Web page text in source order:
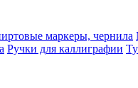
маркеры, чернила
Ручки для каллиграфии